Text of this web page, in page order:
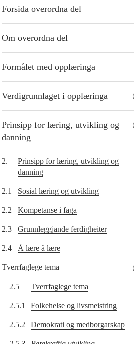
Forsida overordna del
Om overordna del
Formålet med opplæringa
Verdigrunnlaget i opplæringa
Prinsipp for læring, utvikling og
danning
2.
Prinsipp for læring, utvikling og
danning
2.1 Sosial læring og utvikling
2.2 Kompetanse i faga
2.3 Grunnleggjande ferdigheiter
2.4 Å lære å lære
Tverrfaglege tema
2.5 Tverrfaglege tema
2.5.1 Folkehelse og livsmeistring
2.5.2 Demokrati og medborgarskap